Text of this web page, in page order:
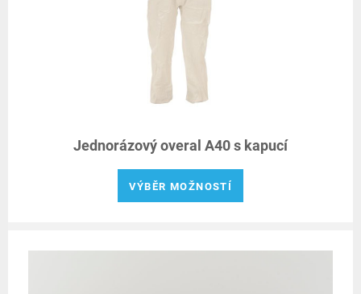
Jednorázový overal A40 s kapucí
VÝBĚR MOŽNOSTÍ